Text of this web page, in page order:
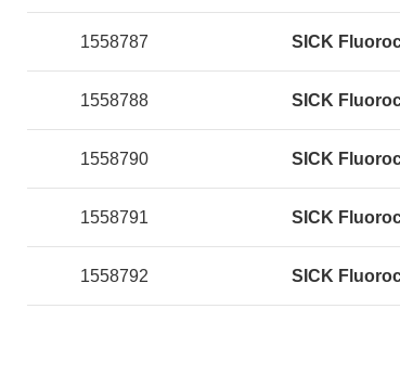
1558787 SICK
1558788 SICK
1558790 SICK
1558791 SICK
1558792 SICK